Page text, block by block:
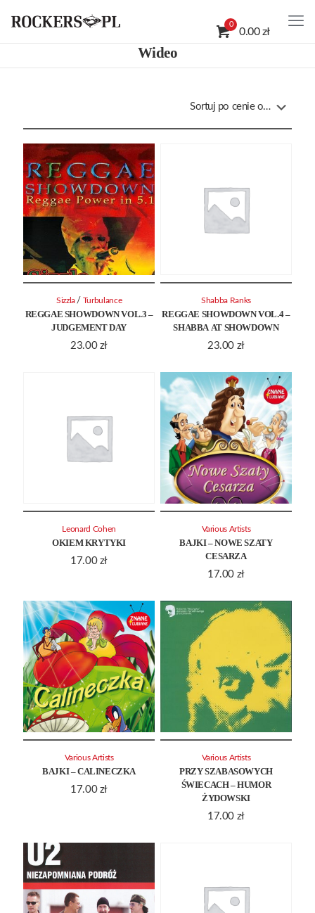
0
0.00 zł
Wideo
REGGAE SHOWDOWN VOL.3 –
JUDGEMENT DAY
23.00 zł
Sizzla / Turbulance
REGGAE SHOWDOWN VOL.4 –
SHABBA AT SHOWDOWN
23.00 zł
Shabba Ranks
OKIEM KRYTYKI
17.00 zł
Leonard Cohen
BAJKI – NOWE SZATY
CESARZA
17.00 zł
Various Artists
BAJKI – CALINECZKA
17.00 zł
Various Artists
PRZY SZABASOWYCH
ŚWIECACH – HUMOR
ŻYDOWSKI
17.00 zł
Various Artists